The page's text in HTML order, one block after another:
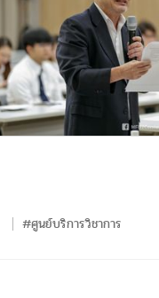
#ศูนย์บริการวิชาการ